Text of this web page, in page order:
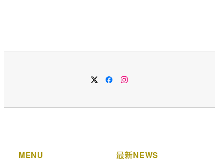
MENU 最新NEWS